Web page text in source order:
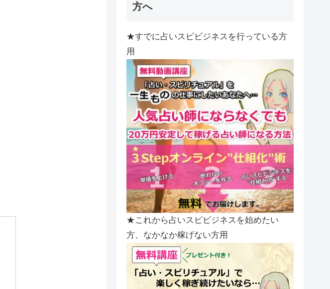
方へ
★すでに占いスピビジネスを行っている方
用
★これから占いスピビジネスを始めたい
方、なかなか稼げない方用